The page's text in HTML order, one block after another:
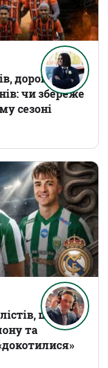
дорогі
чи збереже
сезоні
що
та